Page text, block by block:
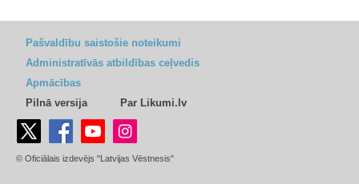
Pašvaldību saistošie noteikumi
Administratīvās atbildības ceļvedis
Apmācības
Pilnā versija
Par Likumi.lv
© Oficiālais izdevējs "Latvijas Vēstnesis"